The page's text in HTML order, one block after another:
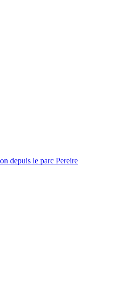
depuis le parc Pereire